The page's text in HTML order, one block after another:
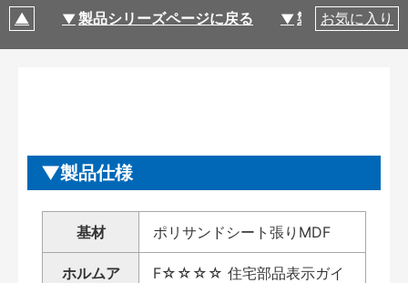
製品シリーズページに戻る 製品仕様
お気に入り
製品仕様
基材 ポリサンドシート張りMDF
ホルムア
F☆☆☆☆ 住宅部品表示ガイ